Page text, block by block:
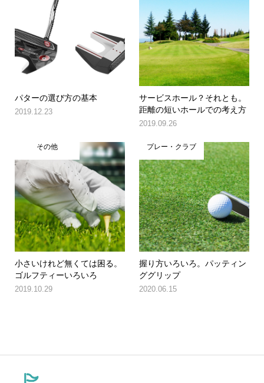
パターの選び方の基本
2019.12.23
サービスホール？それとも。
距離の短いホールでの考え方
2019.09.26
その他
小さいけれど無くては困る。
ゴルフティーいろいろ
2019.10.29
プレー・クラブ
握り方いろいろ。パッティン
ググリップ
2020.06.15